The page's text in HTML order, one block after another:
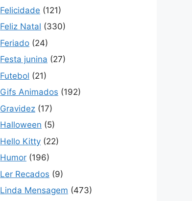
Felicidade (121)
Feliz Natal (330)
Feriado (24)
Festa junina (27)
Futebol (21)
Gifs Animados (192)
Gravidez (17)
Halloween (5)
Hello Kitty (22)
Humor (196)
Ler Recados (9)
Linda Mensagem (473)